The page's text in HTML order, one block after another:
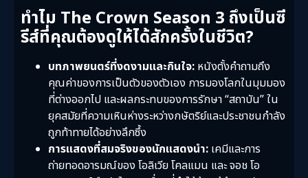
ทำไม The Crown Season 3 ถึงเป็นซี
รีส์ที่คุณต้องดูให้ได้สักครั้งในชีวิต?
บทภาพยนตร์ที่งดงามและกินใจ: หนังตั้งคำถามถึง
คุณค่าของการเป็นตัวของตัวเอง การมองโลกในมุมมอง
ที่ต่างออกไป และผลกระทบของการรักษา “สถาบัน” ใน
ยุคสมัยที่ความเหินห่างระหว่างกษัตริย์และประชาชนกำลัง
ถูกท้าทายได้อย่างลึกซึ้ง
การแสดงที่สมจริงของนักแสดงนำ: เคมีและการ
ถ่ายทอดอารมณ์ของ โอลิเวีย โคลแมน และ จอช โอ